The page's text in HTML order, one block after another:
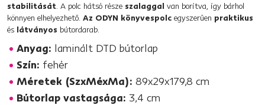
stabilitását. A polc hátsó része szalaggal van borítva, így bárhol
könnyen elhelyezhető. Az ODYN könyvespolc egyszerűen praktikus
és látványos bútordarab.
Anyag: laminált DTD bútorlap
Szín: fehér
Méretek (SzxMéxMa): 89x29x179,8 cm
Bútorlap vastagsága: 3,4 cm